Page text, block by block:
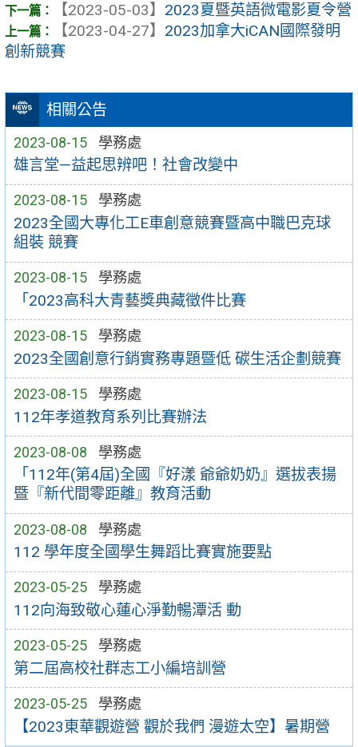
相關公告
2023-08-15 學務處
雄言堂—益起思辨吧！社會改變中
2023-08-15 學務處
2023全國大專化工E車創意競賽暨高中職巴克球
組裝 競賽
2023-08-15 學務處
「2023高科大青藝獎典藏徵件比賽
2023-08-15 學務處
2023全國創意行銷實務專題暨低 碳生活企劃競賽
2023-08-15 學務處
112年孝道教育系列比賽辦法
2023-08-08 學務處
「112年(第4屆)全國『好漾 爺爺奶奶』選拔表揚
暨『新代間零距離』教育活動
2023-08-08 學務處
112 學年度全國學生舞蹈比賽實施要點
2023-05-25 學務處
112向海致敬心蓮心淨勤暢潭活 動
2023-05-25 學務處
第二屆高校社群志工小編培訓營
2023-05-25 學務處
【2023東華觀遊營 觀於我們 漫遊太空】暑期營
【2023-05-03】 2023夏暨英語微電影夏令營
【2023-04-27】 2023加拿大iCAN國際發明
創新競賽